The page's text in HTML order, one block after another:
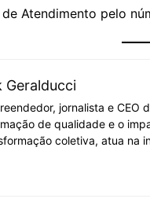
Atendimento pelo
Geralducci
jornalista e CEO
de qualidade e o
coletiva, atua na